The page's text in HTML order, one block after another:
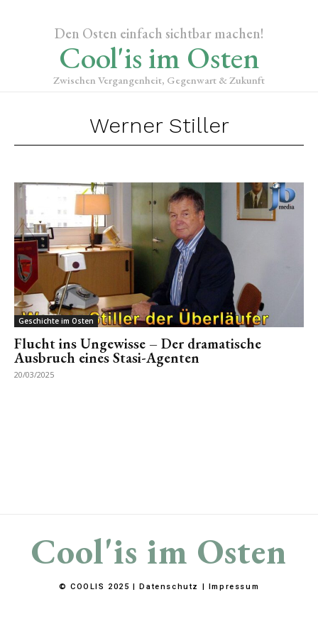
Den Osten einfach sichtbar machen!
Cool'is im Osten
Zwischen Vergangenheit, Gegenwart & Zukunft
Werner Stiller
Geschichte im Osten
Flucht ins Ungewisse – Der dramatische
Ausbruch eines Stasi-Agenten
20/03/2025
Cool'is im Osten
© COOLIS 2025 |Datenschutz | Impressum